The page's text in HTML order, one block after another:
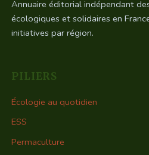
Annuaire éditorial indépendant
écologiques et solidaires en
initiatives par région.
PILIERS
Écologie au quotidien
ESS
Permaculture